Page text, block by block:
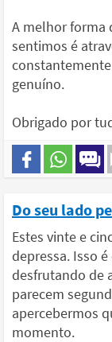
A melhor forma
sentimos é
genuíno.
Obrigado por
Do seu lado
Estes vinte e
depressa. Isso
desfrutando de
parecem
apercebermos
momento.